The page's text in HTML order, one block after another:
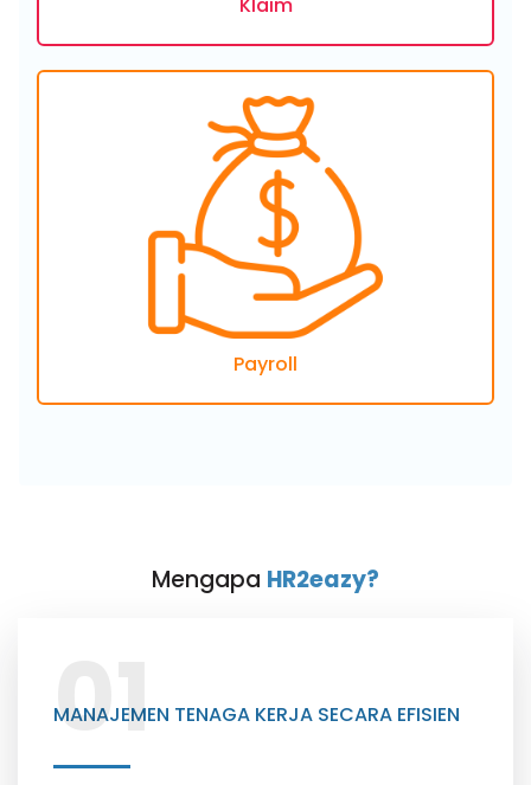
Payroll
Mengapa HR2eazy?
01
MANAJEMEN TENAGA KERJA SECARA EFISIEN